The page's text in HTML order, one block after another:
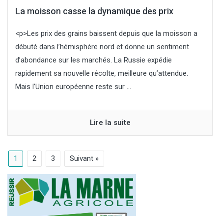
La moisson casse la dynamique des prix
<p>Les prix des grains baissent depuis que la moisson a
débuté dans l’hémisphère nord et donne un sentiment
d’abondance sur les marchés. La Russie expédie
rapidement sa nouvelle récolte, meilleure qu’attendue.
Mais l’Union européenne reste sur ...
Lire la suite
1 2 3 Suivant »